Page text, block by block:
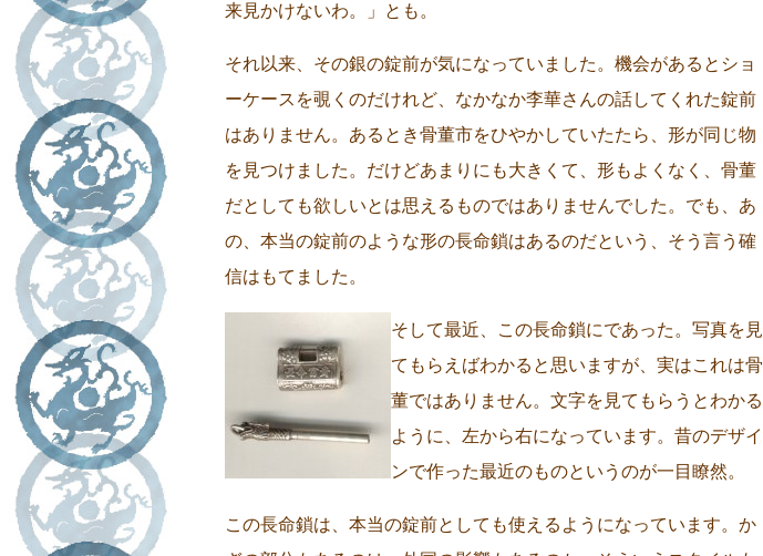
来見かけないわ。」とも。
それ以来、その銀の錠前が気になっていました。機会があるとショ
ーケースを覗くのだけれど、なかなか李華さんの話してくれた錠前
はありません。あるとき骨董市をひやかしていたたら、形が同じ物
を見つけました。だけどあまりにも大きくて、形もよくなく、骨董
だとしても欲しいとは思えるものではありませんでした。でも、あ
の、本当の錠前のような形の長命鎖はあるのだという、そう言う確
信はもてました。
そして最近、この長命鎖にであった。写真を見
てもらえばわかると思いますが、実はこれは骨
董ではありません。文字を見てもらうとわかる
ように、左から右になっています。昔のデザイ
ンで作った最近のものというのが一目瞭然。
この長命鎖は、本当の錠前としても使えるようになっています。か